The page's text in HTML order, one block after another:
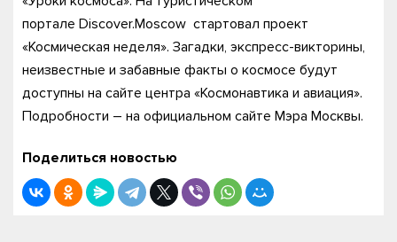
портале Discover.Moscow стартовал проект
«Космическая неделя». Загадки, экспресс-викторины,
неизвестные и забавные факты о космосе будут
доступны на сайте центра «Космонавтика и авиация».
Подробности – на официальном сайте Мэра Москвы.
Поделиться новостью